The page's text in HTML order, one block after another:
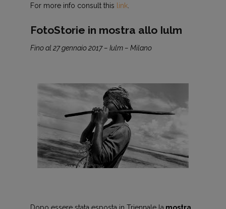
For more info consult this link.
FotoStorie in mostra allo Iulm
Fino al 27 gennaio 2017 – Iulm – Milano
Dopo essere stata esposta in Triennale la mostra